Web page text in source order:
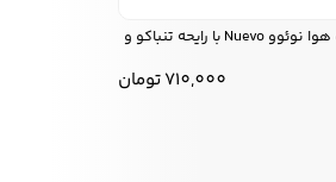
خوشبو کننده هوا نوئوو Nuevo با رایحه تنباکو و
710,000تومان